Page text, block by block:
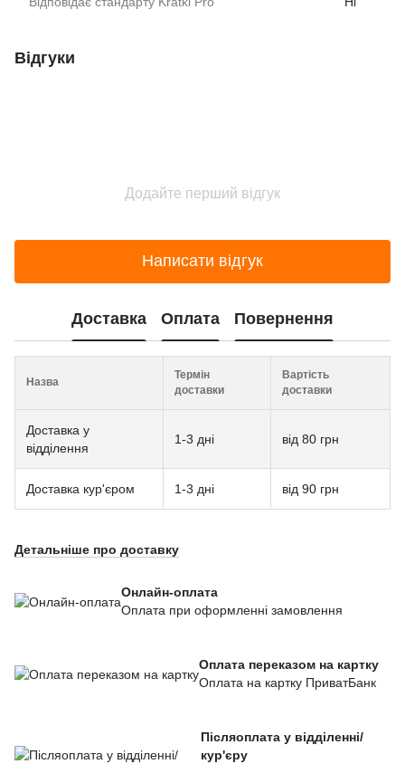
Відгуки
Додайте перший відгук
Написати відгук
Доставка Оплата Повернення
Назва
Термін
доставки
Вартість
доставки
Доставка у
відділення
1-3 дні від 80 грн
Доставка кур'єром 1-3 дні від 90 грн
Детальніше про доставку
Онлайн-оплата
Оплата при оформленні замовлення
Оплата переказом на картку
Оплата на картку ПриватБанк
Післяоплата у відділенні/
кур'єру